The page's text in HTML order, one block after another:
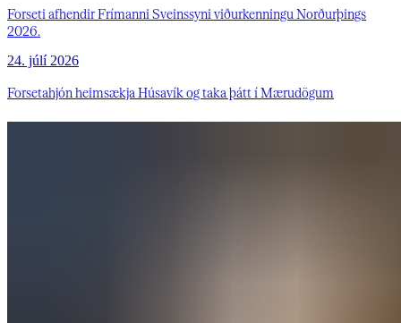
Forseti afhendir Frímanni Sveinssyni viðurkenningu Norðurþings
2026.
24. júlí 2026
Forsetahjón heimsækja Húsavík og taka þátt í Mærudögum